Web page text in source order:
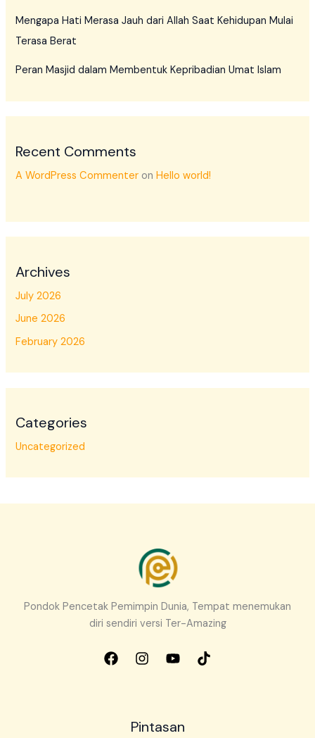
Mengapa Hati Merasa Jauh dari Allah Saat Kehidupan Mulai
Terasa Berat
Peran Masjid dalam Membentuk Kepribadian Umat Islam
Recent Comments
A WordPress Commenter onHello world!
Archives
July 2026
June 2026
February 2026
Categories
Uncategorized
Pondok Pencetak Pemimpin Dunia, Tempat menemukan
diri sendiri versi Ter-Amazing
Pintasan